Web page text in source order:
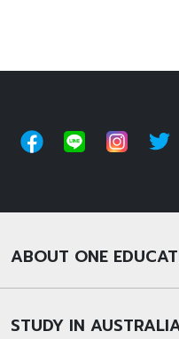
ABOUT ONE
STUDY IN